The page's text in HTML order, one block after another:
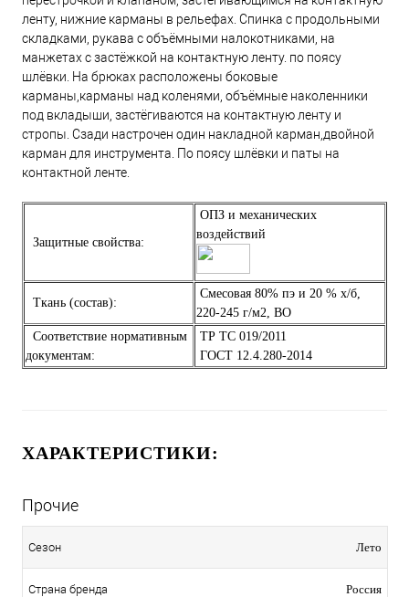
ленту, нижние карманы в рельефах. Спинка с продольными
складками, рукава с объёмными налокотниками, на
манжетах с застёжкой на контактную ленту. по поясу
шлёвки. На брюках расположены боковые
карманы,карманы над коленями, объёмные наколенники
под вкладыши, застёгиваются на контактную ленту и
стропы. Сзади настрочен один накладной карман,двойной
карман для инструмента. По поясу шлёвки и паты на
контактной ленте.
Защитные свойства:
ОПЗ и механических
воздействий
Ткань (состав):
Смесовая 80% пэ и 20 % х/б,
220-245 г/м2, ВО
Соответствие нормативным
документам:
ТР ТС 019/2011
ГОСТ 12.4.280-2014
ХАРАКТЕРИСТИКИ:
Прочие
Сезон Лето
Страна бренда Россия